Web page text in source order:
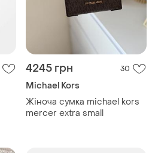
4245 грн 30
Michael Kors
Жіноча сумка michael kors
mercer extra small